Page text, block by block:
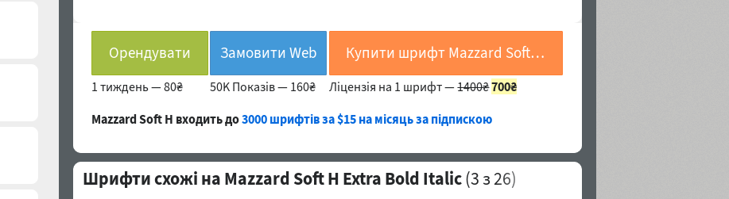
Орендувати
1 тиждень —80₴
Замовити Web
50K Показів — 160₴
Купити шрифт Mazzard Soft H Extra Bold Italic
Ліцензія на 1 шрифт —1400₴700₴
Mazzard Soft H входить до3000 шрифтів за $15 на місяць за підпискою
Шрифти схожі на Mazzard Soft H Extra Bold Italic(3 з 26)